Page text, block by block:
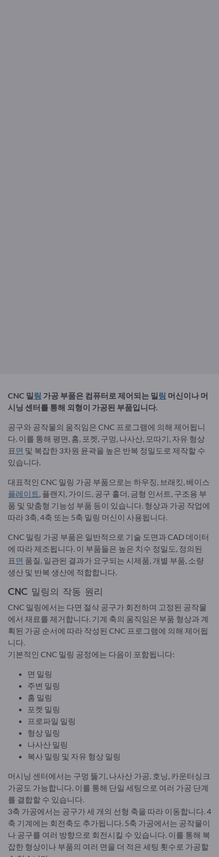
CNC 밀 링 가공 부품은 컴퓨터로 제어되는 밀 링 머신이나 머
시닝 센터를 통해 외형이 가공된 부품입니다.
공구와 공작물의 움직임은 CNC 프로그램에 의해 제어됩니
다. 이를 통해 평면, 홈, 포켓, 구멍, 나사산, 모따기, 자유 형상
표 면 및 복잡한 3차원 윤곽을 높은 반복 정밀도로 제작할 수
있습니다.
대표적인 CNC 밀링 가공 부품으로는 하우징, 브래킷, 베이스
플레이트 , 플랜지, 가이드, 공구 홀더, 금형 인서트, 구조용 부
품 및 맞춤형 기능성 부품 등이 있습니다. 형상과 가공 작업에
따라 3축, 4축 또는 5축 밀링 머신이 사용됩니다.
CNC 밀링 가공 부품은 일반적으로 기술 도면과 CAD 데이터
에 따라 제조됩니다. 이 부품들은 높은 치수 정밀도, 정의된
표 면 품질, 일관된 결과가 요구되는 시제품, 개별 부품, 소량
생산 및 반복 생산에 적합합니다.
CNC 밀링의 작동 원리
CNC 밀링에서는 다면 절삭 공구가 회전하며 고정된 공작물
에서 재료를 제거합니다. 기계 축의 움직임은 부품 형상과 계
획된 가공 순서에 따라 작성된 CNC 프로그램에 의해 제어됩
니다.
기본적인 CNC 밀링 공정에는 다음이 포함됩니다:
면 밀링
주변 밀링
홈 밀링
포켓 밀링
프로파일 밀링
형상 밀링
나사산 밀링
복사 밀링 및 자유 형상 밀링
머시닝 센터에서는 구멍 뚫기, 나사산 가공, 호닝, 카운터싱크
가공도 가능합니다. 이를 통해 단일 세팅으로 여러 가공 단계
를 결합할 수 있습니다.
3축 가공에서는 공구가 세 개의 선형 축을 따라 이동합니다. 4
축 기계에는 회전축도 추가됩니다. 5축 가공에서는 공작물이
나 공구를 여러 방향으로 회전시킬 수 있습니다. 이를 통해 복
잡한 형상이나 부품의 여러 면을 더 적은 세팅 횟수로 가공할